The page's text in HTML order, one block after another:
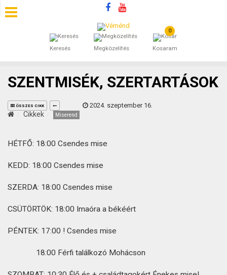
Keresés Megközelítés
0
Kosaram
SZÁLLÁSOK
ÁLTALÁNOS SZERZŐDÉSI FELTÉTELEK
KINCSES BARANYA VÉMÉND
KAPCSOLAT
SZENTMISÉK, SZERTARTÁSOK
ÖSSZES CIKK 2024. szeptember 16.
Cikkek Miserend
HÉTFŐ: 18:00 Csendes mise
KEDD: 18:00 Csendes mise
SZERDA: 18:00 Csendes mise
CSÜTÖRTÖK: 18:00 Imaóra a békéért
PÉNTEK: 17:00 ! Csendes mise
18:00 Férfi találkozó Mohácson